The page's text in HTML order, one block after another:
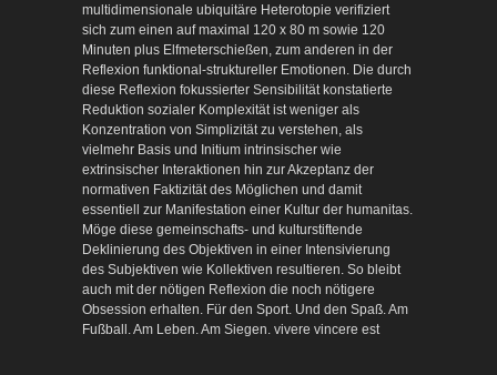
multidimensionale ubiquitäre Heterotopie verifiziert
sich zum einen auf maximal 120 x 80 m sowie 120
Minuten plus Elfmeterschießen, zum anderen in der
Reflexion funktional-struktureller Emotionen. Die durch
diese Reflexion fokussierter Sensibilität konstatierte
Reduktion sozialer Komplexität ist weniger als
Konzentration von Simplizität zu verstehen, als
vielmehr Basis und Initium intrinsischer wie
extrinsischer Interaktionen hin zur Akzeptanz der
normativen Faktizität des Möglichen und damit
essentiell zur Manifestation einer Kultur der humanitas.
Möge diese gemeinschafts- und kulturstiftende
Deklinierung des Objektiven in einer Intensivierung
des Subjektiven wie Kollektiven resultieren. So bleibt
auch mit der nötigen Reflexion die noch nötigere
Obsession erhalten. Für den Sport. Und den Spaß. Am
Fußball. Am Leben. Am Siegen. vivere vincere est